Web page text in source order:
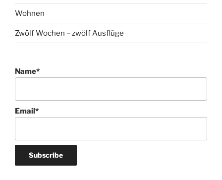
Wohnen
Zwölf Wochen – zwölf Ausflüge
Name*
Email*